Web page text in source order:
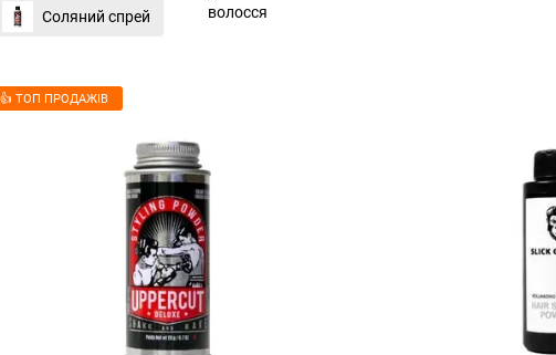
Соляний спрей
👍 ТОП ПРОДАЖІВ